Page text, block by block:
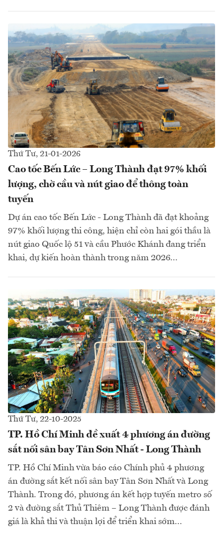
Thứ Tư, 21-01-2026
Cao tốc Bến Lức – Long Thành đạt 97% khối
lượng, chờ cầu và nút giao để thông toàn
tuyến
Dự án cao tốc Bến Lức - Long Thành đã đạt khoảng
97% khối lượng thi công, hiện chỉ còn hai gói thầu là
nút giao Quốc lộ 51 và cầu Phước Khánh đang triển
khai, dự kiến hoàn thành trong năm 2026...
Thứ Tư, 22-10-2025
TP. Hồ Chí Minh đề xuất 4 phương án đường
sắt nối sân bay Tân Sơn Nhất - Long Thành
TP. Hồ Chí Minh vừa báo cáo Chính phủ 4 phương
án đường sắt kết nối sân bay Tân Sơn Nhất và Long
Thành. Trong đó, phương án kết hợp tuyến metro số
2 và đường sắt Thủ Thiêm – Long Thành được đánh
giá là khả thi và thuận lợi để triển khai sớm...